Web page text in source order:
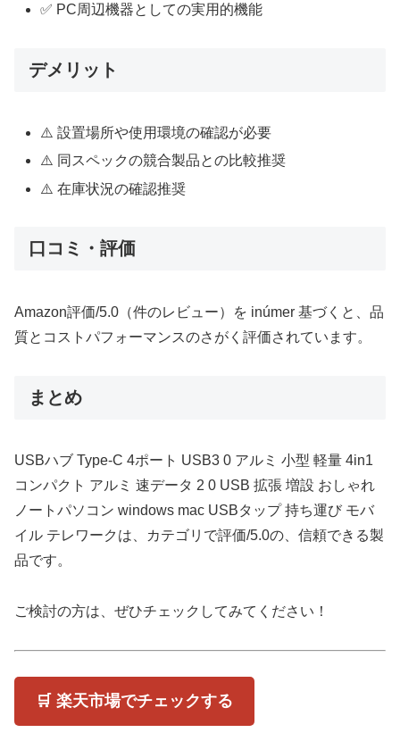
✅ PC周辺機器としての実用的機能
デメリット
⚠️ 設置場所や使用環境の確認が必要
⚠️ 同スペックの競合製品との比較推奨
⚠️ 在庫状況の確認推奨
口コミ・評価
Amazon評価/5.0（件のレビュー）を inúmer 基づくと、品
質とコストパフォーマンスのさがく評価されています。
まとめ
USBハブ Type-C 4ポート USB3 0 アルミ 小型 軽量 4in1
コンパクト アルミ 速データ 2 0 USB 拡張 増設 おしゃれ
ノートパソコン windows mac USBタップ 持ち運び モバ
イル テレワークは、カテゴリで評価/5.0の、信頼できる製
品です。
ご検討の方は、ぜひチェックしてみてください！
🛒 楽天市場でチェックする